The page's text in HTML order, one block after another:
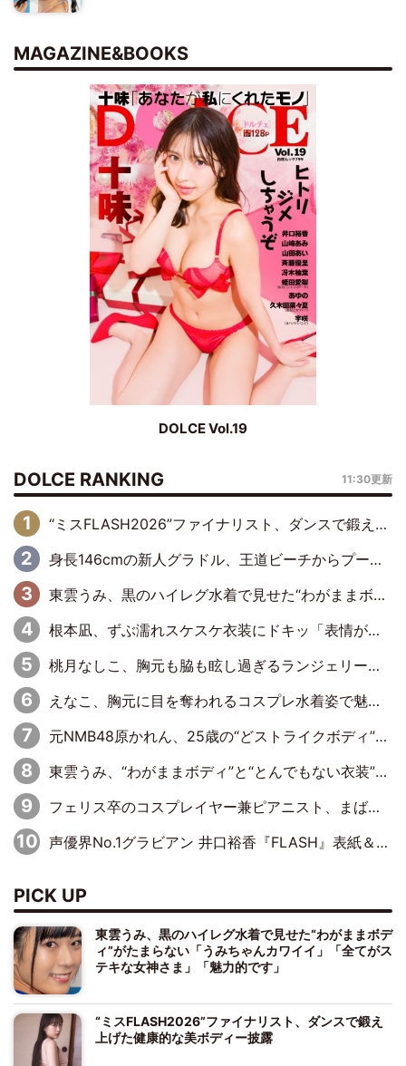
MAGAZINE&BOOKS
DOLCE Vol.19
DOLCE RANKING 11:30更新
“ミスFLASH2026”ファイナリスト、ダンスで鍛え上げた健康的な美ボディー披露
身長146cmの新人グラドル、王道ビーチからプールサイドそしてゴールドビキニまで…DVDデビュー作で躍動
東雲うみ、黒のハイレグ水着で見せた“わがままボディ”がたまらない「うみちゃんカワイイ」「全てがステキな女神さま」「魅力的です」
根本凪、ずぶ濡れスケスケ衣装にドキッ「表情が良過ぎる」「ねもちゃんの眼差しにドキドキが止まらない」
桃月なしこ、胸元も脇も眩し過ぎるランジェリー＆ビキニ姿を披露「なしこたそ最強」「セクシーでゴージャスで大きなボリューム」
えなこ、胸元に目を奪われるコスプレ水着姿で魅了「群を抜く美しさと華やかさ」「えなこりんの千咲は破壊力がスゴい」
元NMB48原かれん、25歳の“どストライクボディ”をバリで解禁 169cmモデル体形で挑む初の本格グラビア
東雲うみ、“わがままボディ”と“とんでもない衣装”で誘惑「パーフェクトなスタイル」「くびれがステキ」「やみつきになるボディ」
フェリス卒のコスプレイヤー兼ピアニスト、まばゆいばかりのグラビアショット
声優界No.1グラビアン 井口裕香『FLASH』表紙＆巻頭を飾る
PICK UP
東雲うみ、黒のハイレグ水着で見せた“わがままボデ
ィ”がたまらない「うみちゃんカワイイ」「全てがス
テキな女神さま」「魅力的です」
“ミスFLASH2026”ファイナリスト、ダンスで鍛え
上げた健康的な美ボディー披露